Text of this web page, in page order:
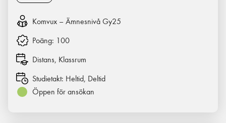
Komvux – Ämnesnivå Gy25
Poäng: 100
Distans, Klassrum
Studietakt: Heltid, Deltid
Öppen för ansökan